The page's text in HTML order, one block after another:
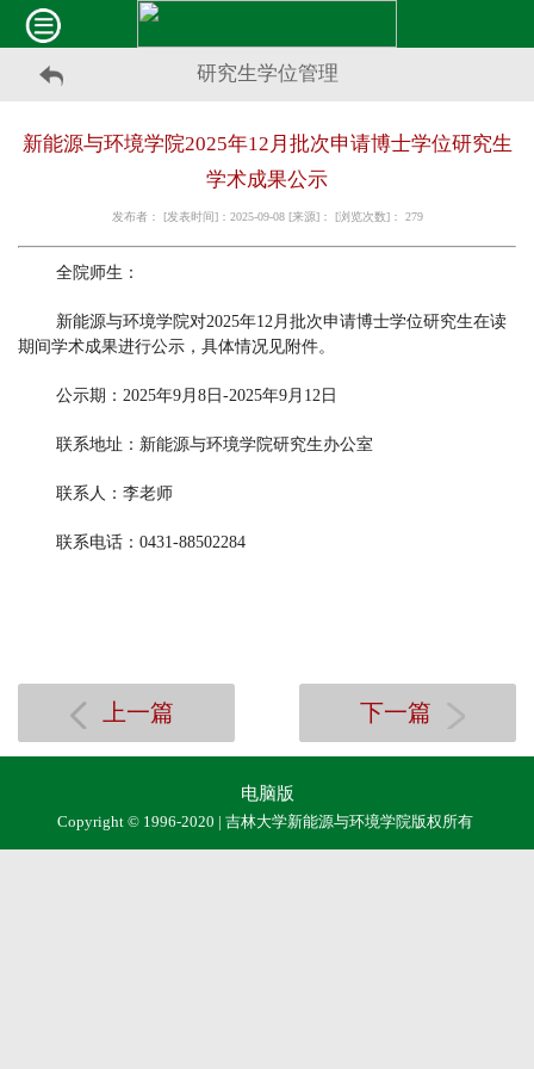
研究生学位管理
新能源与环境学院2025年12月批次申请博士学位研究生
学术成果公示
发布者： [发表时间]：2025-09-08 [来源]： [浏览次数]： 279
全院师生：
新能源与环境学院对2025年12月批次申请博士学位研究生在读
期间学术成果进行公示，具体情况见附件。
公示期：2025年9月8日-2025年9月12日
联系地址：新能源与环境学院研究生办公室
联系人：李老师
联系电话：0431-88502284
上一篇 下一篇
电脑版
Copyright © 1996-2020 | 吉林大学新能源与环境学院版权所有